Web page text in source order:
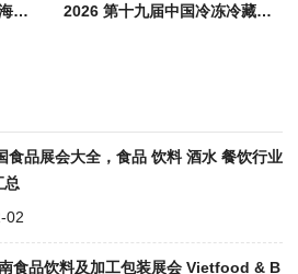
2026 中国国际水果展 | 上海水果展览会 CHINA FRUIT 2026 第十九届中国冷冻冷藏食品博览会（郑州）| 食品加工包装设备展会
食品展会大全，食品 饮料 酒水 餐饮行业
总
02
食品饮料及加工包装展会 Vietfood & B